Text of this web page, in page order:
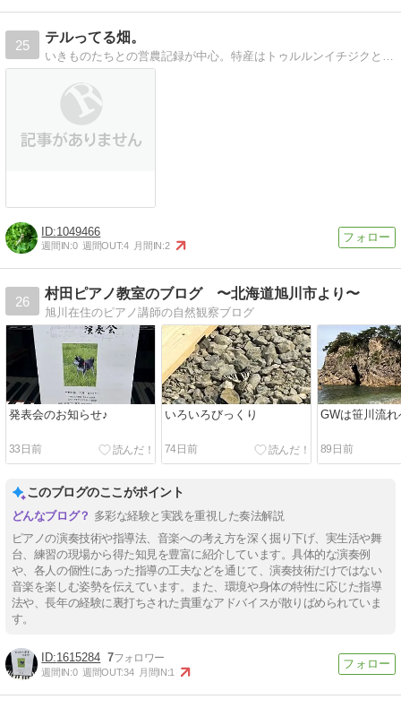
25
テルってる畑。
1049466
週間IN:0 週間OUT:4 月間IN:2
26
村田ピアノ教室のブログ 〜北海道旭川市より〜
旭川在住のピアノ講師の自然観察ブログ
発表会のお知らせ♪
33日前
いろいろびっくり
74日前
GWは笹川流れ
89日前
このブログのここがポイント
多彩な経験と実践を重視した奏法解説
ピアノの演奏技術や指導法、音楽への考え方を深く掘り下げ、実生活や舞
台、練習の現場から得た知見を豊富に紹介しています。具体的な演奏例
や、各人の個性にあった指導の工夫などを通じて、演奏技術だけではない
音楽を楽しむ姿勢を伝えています。また、環境や身体の特性に応じた指導
法や、長年の経験に裏打ちされた貴重なアドバイスが散りばめられていま
す。
1615284 7
週間IN:0 週間OUT:34 月間IN:1